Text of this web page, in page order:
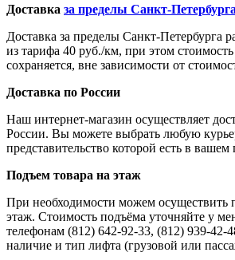
Доставка за пределы Санкт-Петербурга
Доставка за пределы Санкт-Петербурга
из тарифа 40 руб./км, при этом
сохраняется, вне зависимости от
Доставка по России
Наш интернет-магазин осуществляет
России. Вы можете выбрать любую
представительство которой есть в вашем
Подъем товара на этаж
При необходимости можем осуществить
этаж. Стоимость подъёма уточняйте у
телефонам (812) 642-92-33, (812) 939-42-
наличие и тип лифта (грузовой или